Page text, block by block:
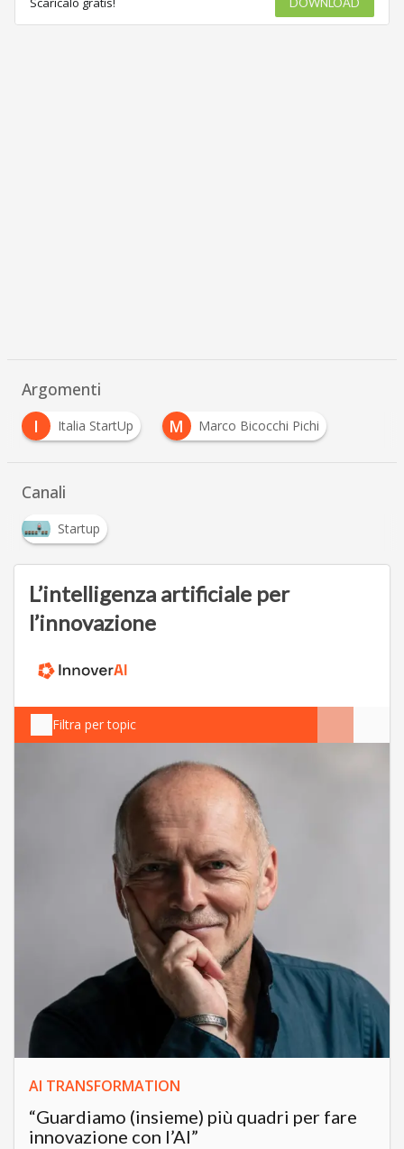
Argomenti
I
Italia StartUp M Marco Bicocchi Pichi
Canali
Startup
L’intelligenza artificiale per
l’innovazione
Filtra per topic
AI TRANSFORMATION
“Guardiamo (insieme) più quadri per fare
innovazione con l’AI”